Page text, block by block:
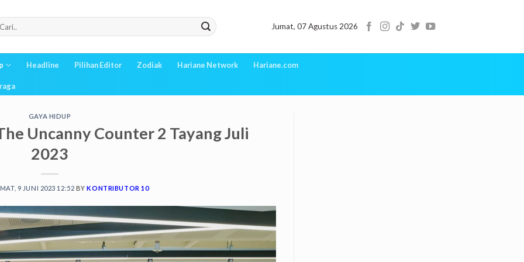
Jumat, 07 Agustus 2026
Headline Pilihan Editor Zodiak Hariane Network Hariane.com
GAYA HIDUP
Uncanny Counter 2 Tayang Juli
2023
9 JUNI 2023 12:52 BYKONTRIBUTOR 10